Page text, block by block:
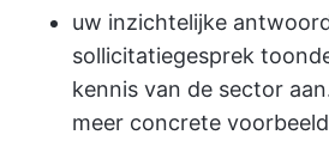
uw inzichtelijke
sollicitatiegesprek
kennis van de sector
meer concrete